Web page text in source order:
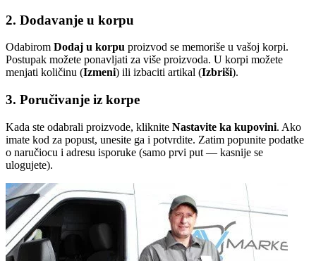
2. Dodavanje u korpu
Odabirom Dodaj u korpu proizvod se memoriše u vašoj korpi.
Postupak možete ponavljati za više proizvoda. U korpi možete
menjati količinu (Izmeni) ili izbaciti artikal (Izbriši).
3. Poručivanje iz korpe
Kada ste odabrali proizvode, kliknite Nastavite ka kupovini. Ako
imate kod za popust, unesite ga i potvrdite. Zatim popunite podatke
o naručiocu i adresu isporuke (samo prvi put — kasnije se
ulogujete).